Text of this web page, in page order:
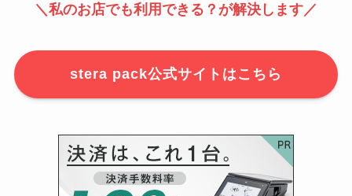
＼ 私のお店でも利用できる？が解決 します／
stera pack公式サイトはこちら